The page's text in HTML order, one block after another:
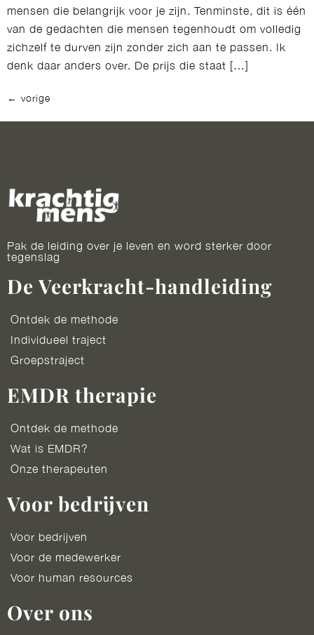
mensen die belangrijk voor je zijn. Tenminste, dit is één
van de gedachten die mensen tegenhoudt om volledig
zichzelf te durven zijn zonder zich aan te passen. Ik
denk daar anders over. De prijs die staat […]
← vorige
Pak de leiding over je leven en word sterker door
tegenslag
De Veerkracht-handleiding
Ontdek de methode
Individueel traject
Groepstraject
EMDR therapie
Ontdek de methode
Wat is EMDR?
Onze therapeuten
Voor bedrijven
Voor bedrijven
Voor de medewerker
Voor human resources
Over ons